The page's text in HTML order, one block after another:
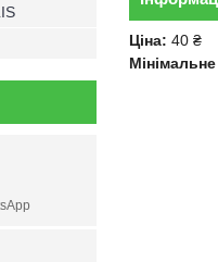
Ціна: 40 ₴